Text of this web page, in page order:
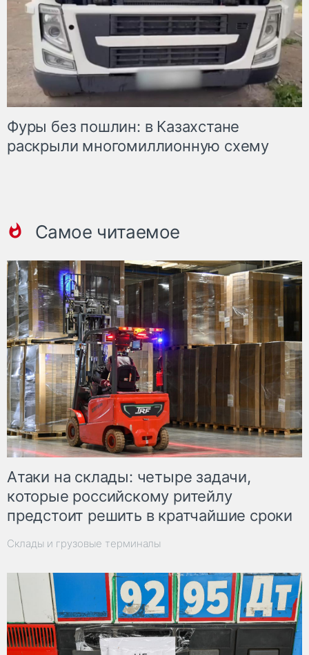
Фуры без пошлин: в Казахстане
раскрыли многомиллионную схему
Самое читаемое
Атаки на склады: четыре задачи,
которые российскому ритейлу
предстоит решить в кратчайшие сроки
Склады и грузовые терминалы